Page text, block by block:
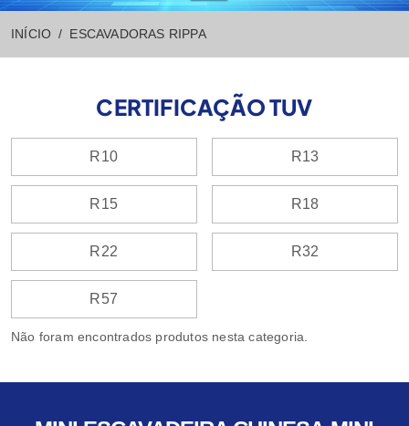
INÍCIO ESCAVADORAS RIPPA
CERTIFICAÇÃO TUV
R10 R13
R15 R18
R22 R32
R57
Não foram encontrados produtos nesta categoria.